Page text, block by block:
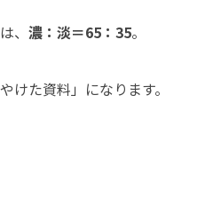
、 濃：淡＝65：35。
けた資料」になります。